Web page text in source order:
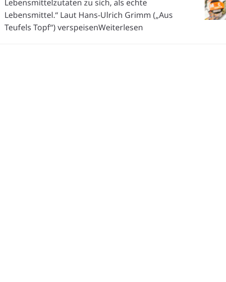
Lebensmittelzutaten zu sich, als echte
Lebensmittel.“ Laut Hans-Ulrich Grimm („Aus
Teufels Topf“) verspeisenWeiterlesen